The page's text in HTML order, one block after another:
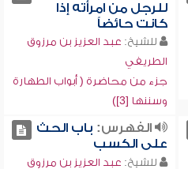
للرجل من امرأته إذا
كانت حائضاً
للشيخ: عبد العزيز بن مرزوق
الطريفي
جزء من محاضرة ( أبواب الطهارة
وسننها [3])
الفهرس: باب الحث
على الكسب
للشيخ: عبد العزيز بن مرزوق